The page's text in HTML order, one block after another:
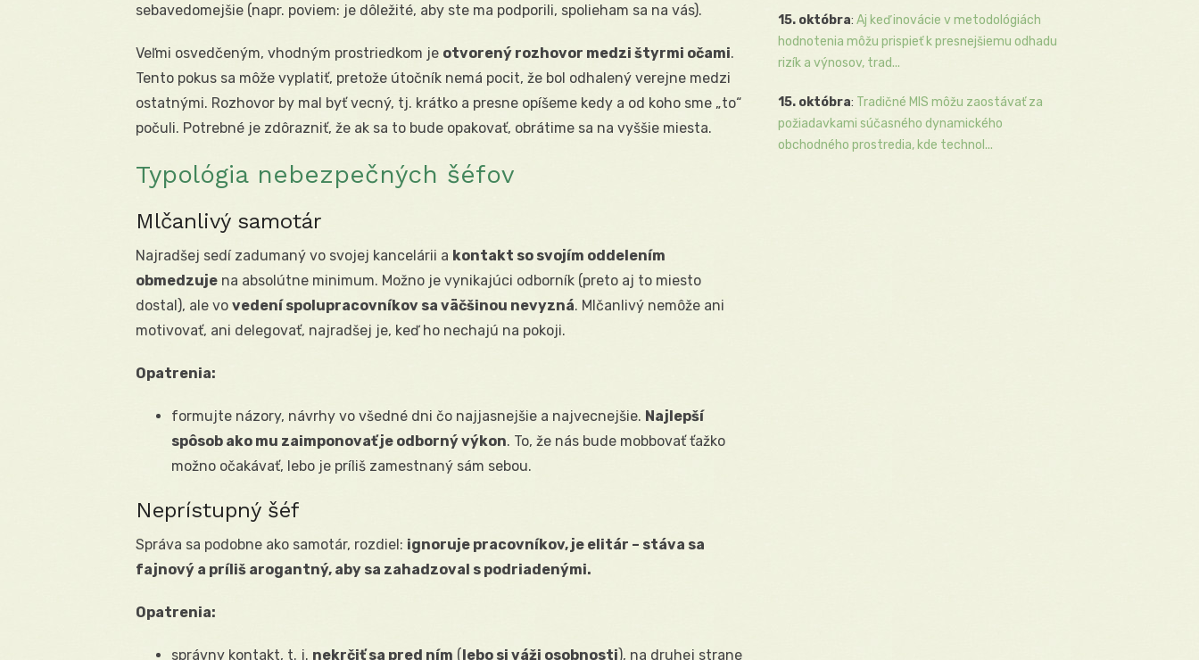
sebavedomejšie (napr. poviem: je dôležité, aby ste ma podporili, spolieham sa na vás).
Veľmi osvedčeným, vhodným prostriedkom je otvorený rozhovor medzi štyrmi očami.
Tento pokus sa môže vyplatiť, pretože útočník nemá pocit, že bol odhalený verejne medzi
ostatnými. Rozhovor by mal byť vecný, tj. krátko a presne opíšeme kedy a od koho sme „to“
počuli. Potrebné je zdôrazniť, že ak sa to bude opakovať, obrátime sa na vyššie miesta.
Typológia nebezpečných šéfov
Mlčanlivý samotár
Najradšej sedí zadumaný vo svojej kancelárii a kontakt so svojím oddelením
obmedzuje na absolútne minimum. Možno je vynikajúci odborník (preto aj to miesto
dostal), ale vo vedení spolupracovníkov sa väčšinou nevyzná. Mlčanlivý nemôže ani
motivovať, ani delegovať, najradšej je, keď ho nechajú na pokoji.
Opatrenia:
formujte názory, návrhy vo všedné dni čo najjasnejšie a najvecnejšie. Najlepší
spôsob ako mu zaimponovať je odborný výkon. To, že nás bude mobbovať ťažko
možno očakávať, lebo je príliš zamestnaný sám sebou.
Neprístupný šéf
Správa sa podobne ako samotár, rozdiel: ignoruje pracovníkov, je elitár – stáva sa
fajnový a príliš arogantný, aby sa zahadzoval s podriadenými.
Opatrenia:
správny kontakt, t. j. nekrčiť sa pred ním (lebo si váži osobnosti), na druhej strane
15. októbra: Aj keď inovácie v metodológiách
hodnotenia môžu prispieť k presnejšiemu odhadu
rizík a výnosov, trad...
15. októbra: Tradičné MIS môžu zaostávať za
požiadavkami súčasného dynamického
obchodného prostredia, kde technol...